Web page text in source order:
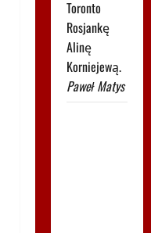
Toronto
Rosjankę
Alinę
Korniejewą.
Paweł Matys